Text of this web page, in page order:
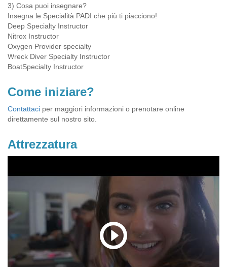
3) Cosa puoi insegnare?
Insegna le Specialità PADI che più ti piacciono!
Deep Specialty Instructor
Nitrox Instructor
Oxygen Provider specialty
Wreck Diver Specialty Instructor
BoatSpecialty Instructor
Come iniziare?
Contattaci per maggiori informazioni o prenotare online
direttamente sul nostro sito.
Attrezzatura